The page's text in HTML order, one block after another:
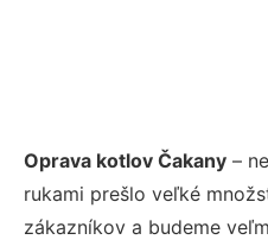
Oprava kotlov Čakany –
rukami prešlo veľké
zákazníkov a budeme